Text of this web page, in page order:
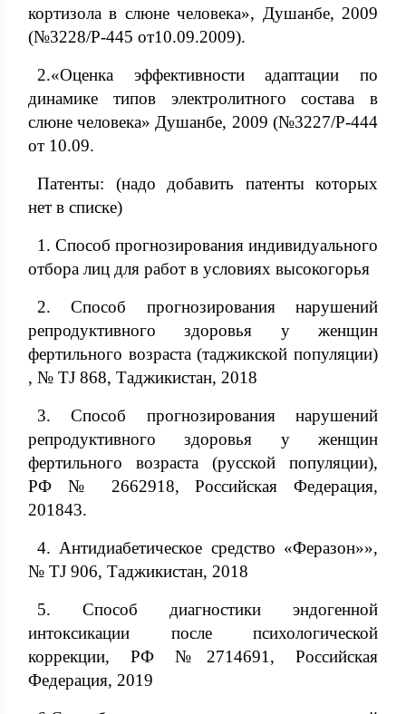
кортизола в слюне человека», Душанбе, 2009
(№3228/Р-445 от10.09.2009).
2.«Оценка эффективности адаптации по
динамике типов электролитного состава в
слюне человека» Душанбе, 2009 (№3227/Р-444
от 10.09.
Патенты: (надо добавить патенты которых
нет в списке)
1. Способ прогнозирования индивидуального
отбора лиц для работ в условиях высокогорья
2. Способ прогнозирования нарушений
репродуктивного здоровья у женщин
фертильного возраста (таджикской популяции)
, № TJ 868, Таджикистан, 2018
3. Способ прогнозирования нарушений
репродуктивного здоровья у женщин
фертильного возраста (русской популяции),
РФ № 2662918, Российская Федерация,
201843.
4. Антидиабетическое средство «Феразон»»,
№ TJ 906, Таджикистан, 2018
5. Способ диагностики эндогенной
интоксикации после психологической
коррекции, РФ №2714691, Российская
Федерация, 2019